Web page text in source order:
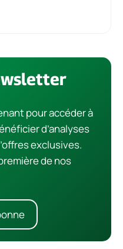
pour accéder à
d’analyses
exclusives.
de nos